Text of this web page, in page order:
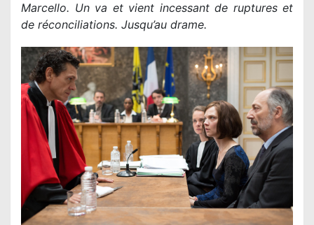
Marcello. Un va et vient incessant de ruptures et
de réconciliations. Jusqu’au drame.